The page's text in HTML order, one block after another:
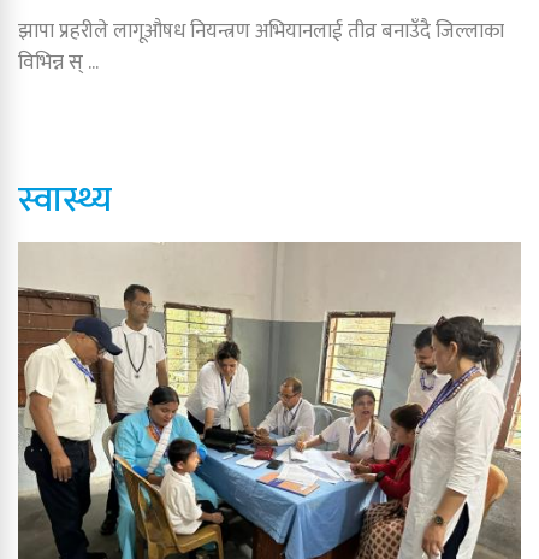
झापा प्रहरीले लागूऔषध नियन्त्रण अभियानलाई तीव्र बनाउँदै जिल्लाका
विभिन्न स् ...
स्वास्थ्य